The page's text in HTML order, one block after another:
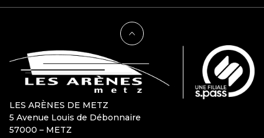
LES ARÈNES DE METZ
5 Avenue Louis de Débonnaire
57000 – METZ